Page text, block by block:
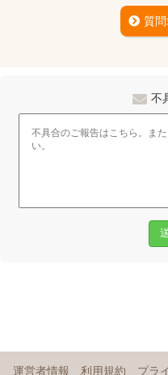
質
不
運営者情報 利用規約 プラ